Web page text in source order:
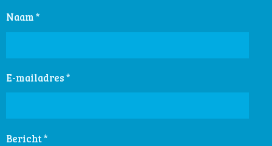
Naam *
E-mailadres *
Bericht *